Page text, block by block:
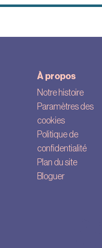
À propos
Notre histoire
Paramètres des
cookies
Politique de
confidentialité
Plan du site
Bloguer